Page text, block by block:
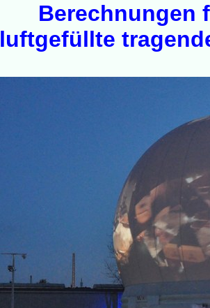
Berechnungen
luftgefüllte